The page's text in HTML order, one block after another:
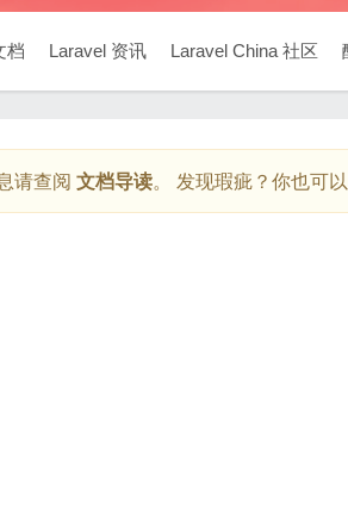
档 Laravel 资讯 Laravel China 社区
请查阅 文档导读。 发现瑕疵？你也可以